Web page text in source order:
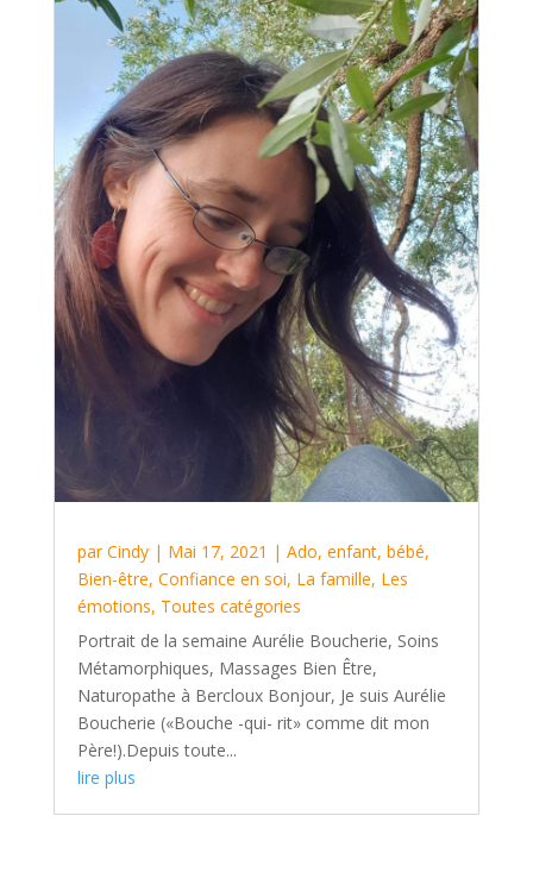
parCindy| Mai 17, 2021 | Ado, enfant, bébé,
Bien-être, Confiance en soi, La famille, Les
émotions, Toutes catégories
Portrait de la semaine Aurélie Boucherie, Soins
Métamorphiques, Massages Bien Être,
Naturopathe à Bercloux Bonjour, Je suis Aurélie
Boucherie («Bouche -qui- rit» comme dit mon
Père!).Depuis toute...
lire plus